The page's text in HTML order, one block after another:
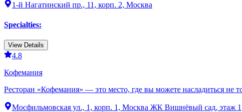
1-й Нагатинский пр., 11, корп. 2, Москва
Specialties:
View Details
4.8
Кофемания
Ресторан «Кофемания» — это место, где вы можете насладиться
Мосфильмовская ул., 1, корп. 1, Москва ЖК Вишнёвый сад, этаж 1